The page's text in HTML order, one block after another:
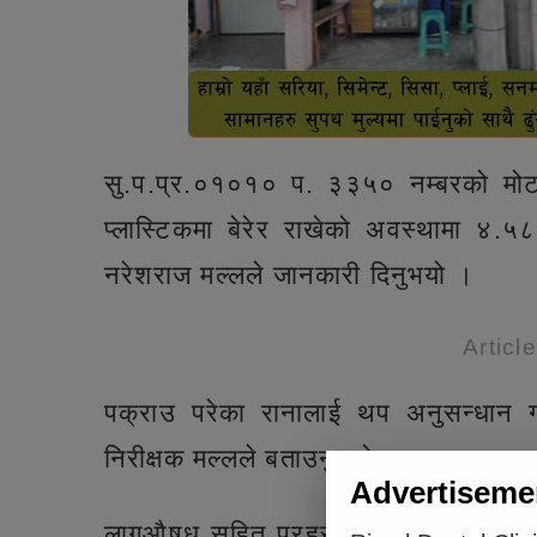
सु.प.प्र.०१०१० प. ३३५० नम्बरको
प्लास्टिकमा बेरेर राखेको अवस्थामा
नरेशराज मल्लले जानकारी दिनुभयो ।
पक्राउ परेका रानालाई थप अनुसन्धान
निरीक्षक मल्लले बताउनुभयो ।